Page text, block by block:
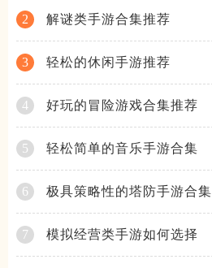
2 解谜类手游合集推荐
3 轻松的休闲手游推荐
4 好玩的冒险游戏合集推荐
5 轻松简单的音乐手游合集
6 极具策略性的塔防手游合集
7 模拟经营类手游如何选择